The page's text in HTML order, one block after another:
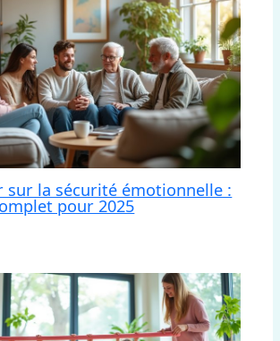
sur la sécurité émotionnelle :
pour 2025